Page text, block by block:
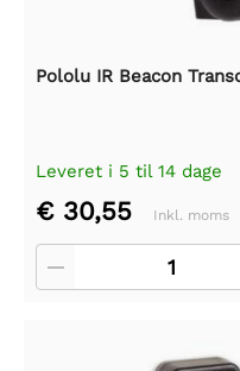
Pololu IR Beacon
Leveret i 5 til 14 dage
€ 30,55 Inkl. moms